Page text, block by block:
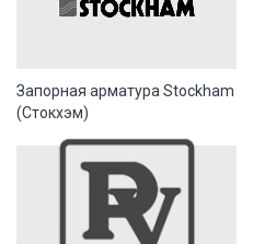
Запорная арматура Stockham
(Стокхэм)